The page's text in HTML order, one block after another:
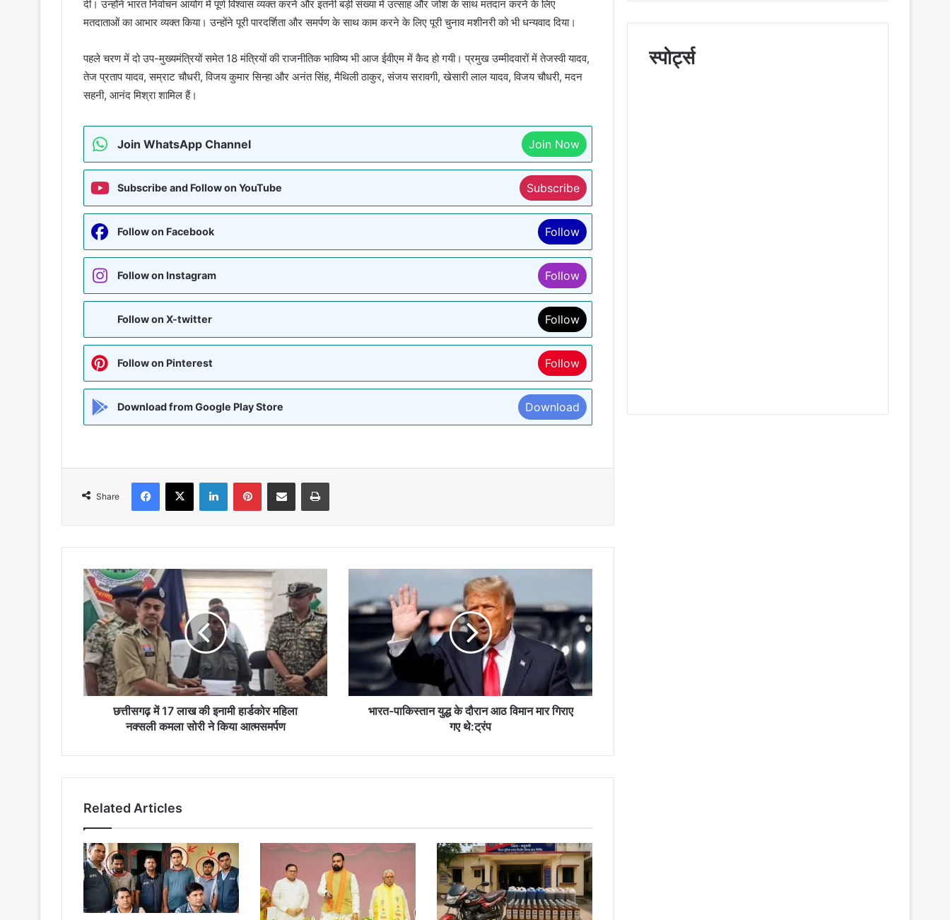
दी। उन्होंने भारत निर्वाचन आयोग में पूर्ण विश्वास व्यक्त करने और इतनी बड़ी संख्या में उत्साह और जोश के साथ मतदान करने के लिए
मतदाताओं का आभार व्यक्त किया। उन्होंने पूरी पारदर्शिता और समर्पण के साथ काम करने के लिए पूरी चुनाव मशीनरी को भी धन्यवाद दिया।
पहले चरण में दो उप-मुख्यमंत्रियों समेत 18 मंत्रियों की राजनीतिक भाविष्य भी आज ईवीएम में कैद हो गयी। प्रमुख उम्मीदवारों में तेजस्वी यादव,
तेज प्रताप यादव, सम्राट चौधरी, विजय कुमार सिन्हा और अनंत सिंह, मैथिली ठाकुर, संजय सरावगी, खेसारी लाल यादव, विजय चौधरी, मदन
सहनी, आनंद मिश्रा शामिल हैं।
Join WhatsApp Channel Join Now
Subscribe and Follow on YouTube Subscribe
Follow on Facebook Follow
Follow on Instagram Follow
Follow on X-twitter Follow
Follow on Pinterest Follow
Download from Google Play Store Download
Share
Facebook
X LinkedInPinterestShare via Email Print
छत्तीसगढ़
में
17
लाख
की
इनामी
हार्डकोर
महिला
नक्सली
किया
छत्तीसगढ़ में 17 लाख की इनामी हार्डकोर महिला
नक्सली कमला सोरी ने किया आत्मसमर्पण
युद्ध
आठ
गिराए
भारत-पाकिस्तान युद्ध के दौरान आठ विमान मार गिराए
गए थे:ट्रंप
Related Articles
स्पोर्ट्स